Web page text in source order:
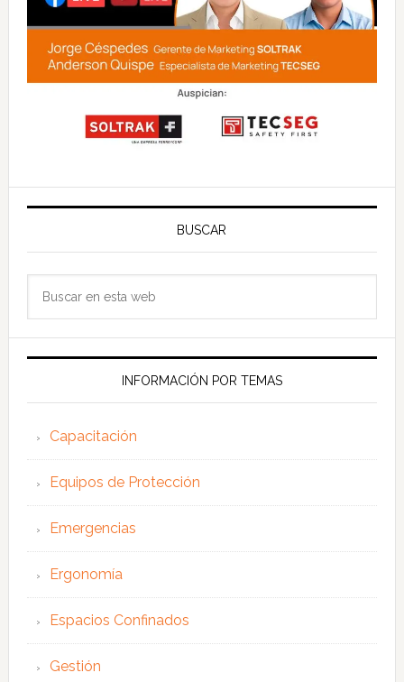
BUSCAR
web
INFORMACIÓN POR TEMAS
Capacitación
Equipos de Protección
Emergencias
Ergonomía
Espacios Confinados
Gestión